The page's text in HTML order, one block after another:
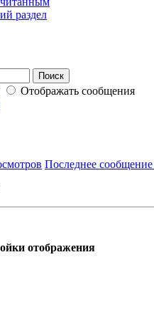
раздел
Отображать сообщения
Последнее сообщение
отображения